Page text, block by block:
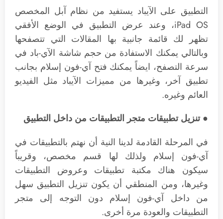
التطبيق على الآيباد يستفيد من نظام آبل المخصص
iPad OS، وعند عرض التطبيق في الوضع الأفقي
تظهر لك قائمة جانبية بها المقالات التي تتصفحها
وبالتالي يمكنك الاستفادة من حجم شاشة الآي-باد في
سرعة التصفح، ايضاً يمكنك فتح آي-فون إسلام بجانب
تطبيق آخر، وغيرها من مميزات الآيباد مثل الفيديو
العائم وغيره.
● تنزيل تطبيقات متجر التطبيقات من داخل التطبيق
في المرحلة القادمة لدينا النية أن نهتم بالتطبيقات في
آي-فون إسلام ولذلك لها قسم مخصص، وقريباً
سيكون هناك مكتبة تطبيقات وعروض التطبيقات
وغيرها، ومن المنطقي أن يكون تنزيل التطبيق سهل
من داخل آي-فون إسلام دون التوجه إلى متجر
التطبيقات والعودة مرة أخرى.